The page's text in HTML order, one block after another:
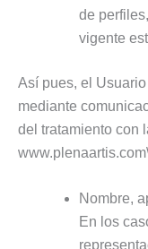
de
vigente
Así pues, el
mediante
del tratamiento con
Nombre,
En los